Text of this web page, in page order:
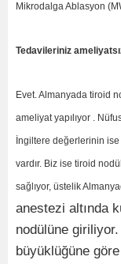
Mikrodalga Ablasyon
Tedavileriniz
Evet. Almanyada tiroid
ameliyat yapılıyor .
İngiltere değerlerinin
vardır. Biz ise tiroid
sağlıyor, üstelik
anestezi altında
nodülüne
büyüklüğüne